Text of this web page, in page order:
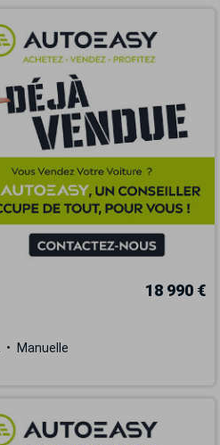
18 990 €
Manuelle